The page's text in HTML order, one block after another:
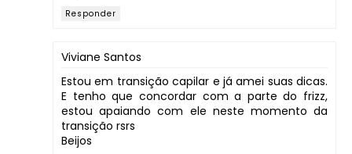
Responder
Viviane Santos
Estou em transição capilar e já amei suas dicas.
E tenho que concordar com a parte do frizz,
estou apaiando com ele neste momento da
transição rsrs
Beijos